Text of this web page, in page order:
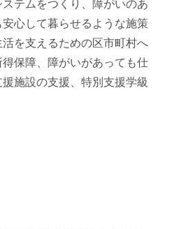
テムをつくり、障がいのあ
心して暮らせるような施策
を支えるための区市町村へ
保障、障がいがあっても仕
施設の支援、特別支援学級